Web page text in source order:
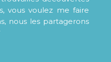
vous voulez me faire
nous les partagerons